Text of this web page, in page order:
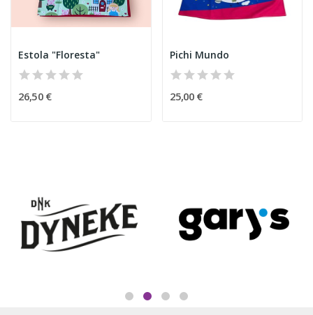
Estola "Floresta"
26,50 €
Pichi Mundo
25,00 €